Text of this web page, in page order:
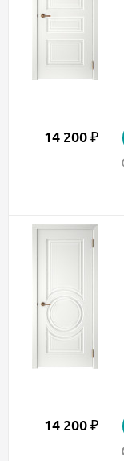
14 200 ₽
14 200 ₽